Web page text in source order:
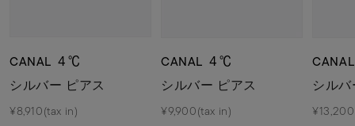
CANAL ４℃
シルバー ピアス
¥8,910(tax in)
CANAL ４℃
シルバー ピアス
¥9,900(tax in)
シル